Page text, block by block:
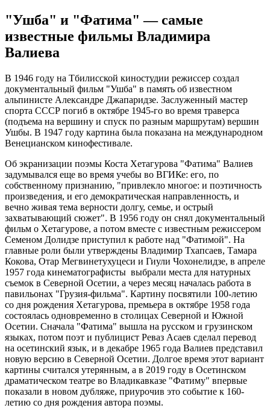
"Ушба" и "Фатима" — самые
известные фильмы Владимира
Валиева
В 1946 году на Тбилисской киностудии режиссер создал
документальный фильм "Ушба" в память об известном
альпинисте Александре Джапаридзе. Заслуженный мастер
спорта СССР погиб в октябре 1945-го во время траверса
(подъема на вершину и спуск по разным маршрутам) вершин
Ушбы. В 1947 году картина была показана на международном
Венецианском кинофестивале.
Об экранизации поэмы Коста Хетагурова "Фатима" Валиев
задумывался еще во время учебы во ВГИКе: его, по
собственному признанию, "привлекло многое: и поэтичность
произведения, и его демократическая направленность, и
вечно живая тема верности долгу, семье, и острый
захватывающий сюжет". В 1956 году он снял документальный
фильм о Хетагурове, а потом вместе с известным режиссером
Семеном Долидзе приступил к работе над "Фатимой". На
главные роли были утверждены Владимир Тхапсаев, Тамара
Кокова, Отар Мегвинетухуцеси и Гиули Чохонелидзе, в апреле
1957 года кинематографисты выбрали места для натурных
съемок в Северной Осетии, а через месяц началась работа в
павильонах "Грузия-фильма". Картину посвятили 100-летию
со дня рождения Хетагурова, премьера в октябре 1958 года
состоялась одновременно в столицах Северной и Южной
Осетии. Сначала "Фатима" вышла на русском и грузинском
языках, потом поэт и публицист Реваз Асаев сделал перевод
на осетинский язык, и в декабре 1965 года Валиев представил
новую версию в Северной Осетии. Долгое время этот вариант
картины считался утерянным, а в 2019 году в Осетинском
драматическом театре во Владикавказе "Фатиму" впервые
показали в новом дубляже, приурочив это событие к 160-
летию со дня рождения автора поэмы.